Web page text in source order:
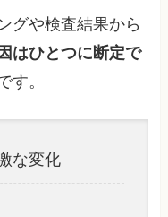
グや検査結果から
はひとつに断定で
す。
な変化